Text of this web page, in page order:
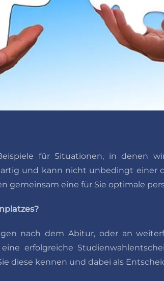
für Situationen, in denen
und kann nicht unbedingt einer
gemeinsam eine für Sie optimale
nach dem Abitur, oder an
erfolgreiche
diese kennen und dabei als